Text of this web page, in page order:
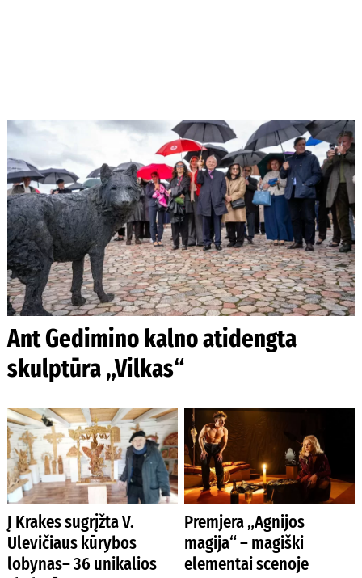
Ant Gedimino kalno atidengta
skulptūra „Vilkas“
Į Krakes sugrįžta V.
Ulevičiaus kūrybos
lobynas– 36 unikalios
Premjera „Agnijos
magija“ – magiški
elementai scenoje